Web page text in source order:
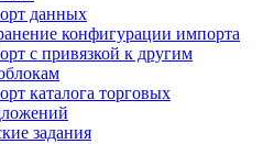
данных
конфигурации импорта
с привязкой к другим
каталога торговых
задания